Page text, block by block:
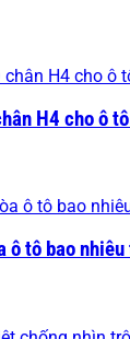
H4 cho ô
ô tô bao